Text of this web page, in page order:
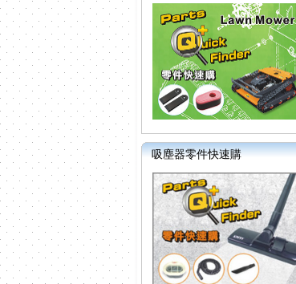
吸塵器零件快速購